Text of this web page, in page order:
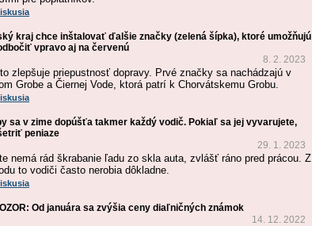
kraj chce inštalovať ďalšie značky (zelená šípka), ktoré umožňujú
vpravo aj na červenú
8. 2. 2023
zlepšuje priepustnosť dopravy. Prvé značky sa nachádzajú v
Grobe a Čiernej Vode, ktorá patrí k Chorvátskemu Grobu.
sa v zime dopúšťa takmer každý vodič. Pokiaľ sa jej vyvarujete,
peniaze
29. 1. 2023
nemá rád škrabanie ľadu zo skla auta, zvlášť ráno pred prácou. Z
to vodiči často nerobia dôkladne.
Od januára sa zvýšia ceny diaľničných známok
14. 12. 2022